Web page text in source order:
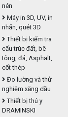
nén
Máy in 3D, UV, in
nhãn, quét 3D
Thiết bị kiểm tra
cấu trúc đất, bê
tông, đá, Asphalt,
cốt thép
Đo lường và thử
nghiệm xăng dầu
Thiết bị thú y
DRAMINSKI